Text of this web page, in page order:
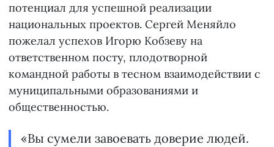
потенциал для успешной реализации
национальных проектов. Сергей Меняйло
пожелал успехов Игорю Кобзеву на
ответственном посту, плодотворной
командной работы в тесном взаимодействии с
муниципальными образованиями и
общественностью.
«Вы сумели завоевать доверие людей.